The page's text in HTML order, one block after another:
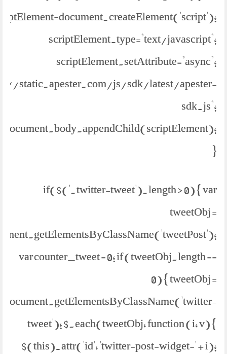
scriptElement.type="text/javascript";
scriptElement.setAttribute="async";
static.apester.com/js/sdk/latest/apester-
sdk.js";
document.body.appendChild(scriptElement);
}
if($('.twitter-tweet').length > 0) { var
tweetObj =
var counter_tweet = 0; if (tweetObj.length ==
0) { tweetObj =
document.getElementsByClassName('twitter-
tweet'); $.each(tweetObj, function (i, v) {
$(this).attr('id', 'twitter-post-widget-' + i);